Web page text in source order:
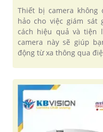
Thiết bị camera không
hảo cho việc giám sát
cách hiệu quả và tiện
camera này sẽ giúp
động từ xa thông qua